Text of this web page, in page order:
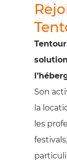
Son
la
les